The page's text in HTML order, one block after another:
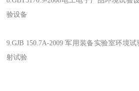
验设备
9.GJB 150.7A-2009 军用装备实验室环境
射试验